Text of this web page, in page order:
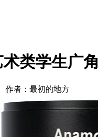
类学生广
作者：最初的地方